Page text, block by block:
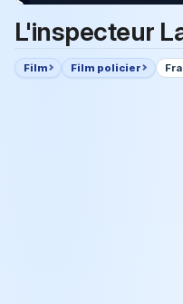
L'inspecteur
Film Film policier